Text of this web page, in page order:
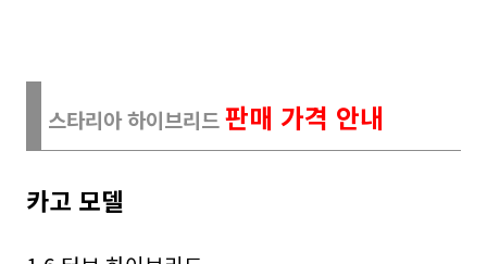
스타리아 하이브리드판매 가격 안내
카고 모델